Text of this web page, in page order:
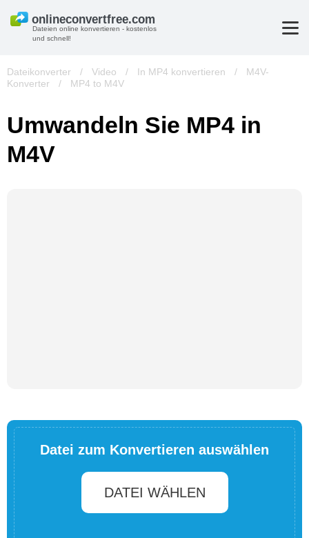
Dateien online konvertieren - kostenlos
und schnell!
Dateikonverter / Video / In MP4 konvertieren /
M4V-
Konverter
/ MP4 to M4V
Umwandeln Sie MP4 in
M4V
Datei zum Konvertieren auswählen
DATEI WÄHLEN